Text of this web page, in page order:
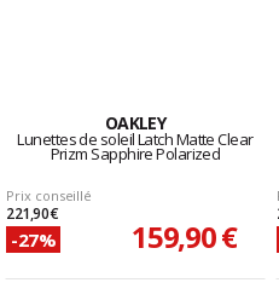
OAKLEY
Lunettes de soleil Latch Matte Clear
Prizm Sapphire Polarized
Prix conseillé
221,90 €
-27% 159,90 €